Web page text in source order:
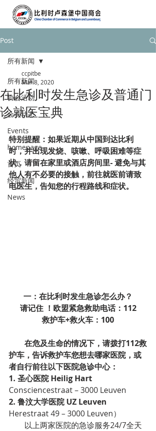
Post
所有新闻
协会活动
会员动态
Events
homepage
首页
经贸新闻
News
所有新闻
在比利时发生急诊及普通门
诊就医宝典
ccpitbe
Mar 8, 2020
特别提醒：如果近期从中国到达比利
时，并出现发烧、咳嗽、呼吸困难等症
状，请留在家里或酒店房间里- 避免与其
他人有不必要的接触，前往就医前请致
电医生，告知您的行程路线和症状。
一：在比利时发生急诊怎么办？
请记住 ！欧盟紧急救助电话：112
救护车+救火车：100
护车，告诉救护车您想去哪家医院，或
者自行前往以下医院急诊中心：
1. 圣心医院 Heilig Hart
Consciencestraat – 3000 Leuven
2. 鲁汶大学医院 UZ Leuven
Herestraat 49 – 3000 Leuven）